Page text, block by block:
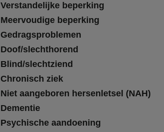
Verstandelijke beperking
Meervoudige beperking
Gedragsproblemen
Doof/slechthorend
Blind/slechtziend
Chronisch ziek
Niet aangeboren hersenletsel (NAH)
Dementie
Psychische aandoening